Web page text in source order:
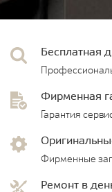
Бесплатная
Фирменная
Гарантия
Фирменные
Ремонт в